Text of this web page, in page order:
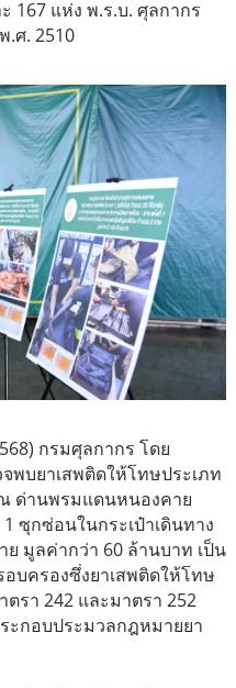
167 แห่ง พ.ร.บ. ศุลกากร
.ศ. 2510
กรมศุลกากร โดย
พบยาเสพติดให้โทษประเภท
ด่านพรมแดนหนองคาย
ซุกซ่อนในกระเป๋าเดินทาง
มูลค่ากว่า 60 ล้านบาท เป็น
บครองซึ่งยาเสพติดให้โทษ
รา 242 และมาตรา 252
ะกอบประมวลกฎหมายยา